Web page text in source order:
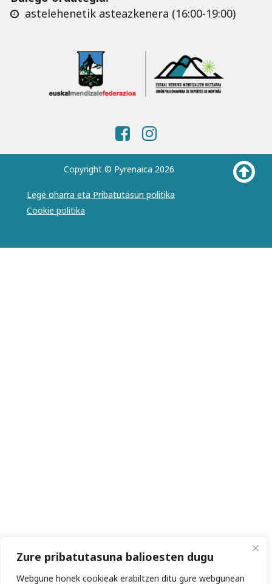
Zure pribatutasuna balioesten dugu
Webgune honek cookieak erabiltzen ditu gure webgunean
astelehenetik asteazkenera (16:00-19:00)
Copyright © Pyrenaica 2026
Lege oharra eta Pribatutasun politika
Cookie politika